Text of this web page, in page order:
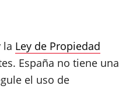
la Ley de Propiedad
España no tiene una
el uso de